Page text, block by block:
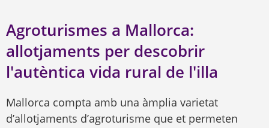
Agroturismes a Mallorca:
allotjaments per descobrir
l'autèntica vida rural de l'illa
Mallorca compta amb una àmplia varietat
d’allotjaments d’agroturisme que et permeten